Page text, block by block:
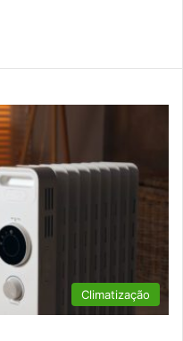
Climatização